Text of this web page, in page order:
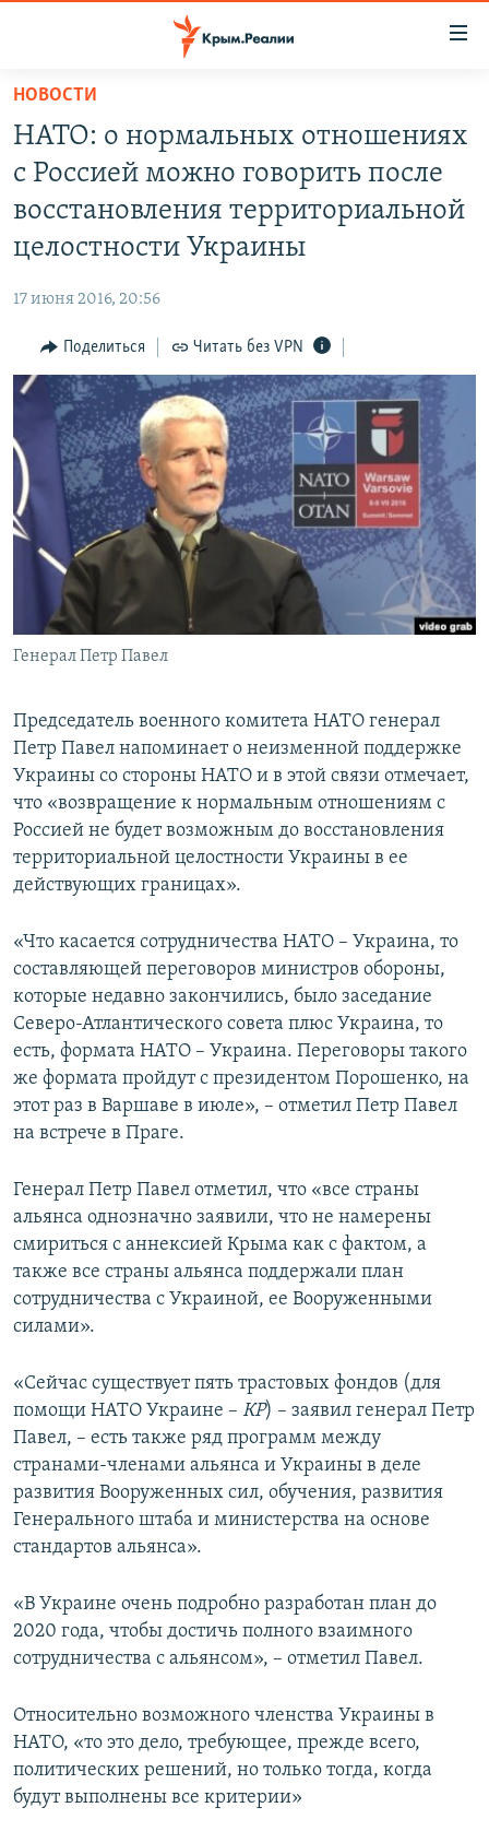
Вернуться
основному
содержанию
главной
Вернутся
поиску
КАРТА ВОЕННЫХ ОБЪЕКТОВ КРЫМА
ИНФОГРАФИКА
ТЕЛЕПРОЕКТ КРЫМ.РЕАЛИИ
СОВЕТЫ ПРАВОЗАЩИТНИКОВ
ПРОПАВШИЕ БЕЗ ВЕСТИ
ПОБЕДИТЕЛЕЙ НЕ СУДЯТ?
КРЫМ.НЕПОКОРЕННЫЙ
ELIFBE
УКРАИНСКАЯ ПРОБЛЕМА КРЫМА
РАДІО СВОБОДА
КАК ОБОЙТИ БЛОКИРОВКУ
Українською
Qırımtatar
ПРИСОЕДИНЯЙТЕСЬ!
Все сайты RFE/RL
НОВОСТИ
НАТО: о нормальных отношениях
с Россией можно говорить после
восстановления территориальной
целостности Украины
17 июня 2016, 20:56
Поделиться Читать без VPN
Генерал Петр Павел
Председатель военного комитета НАТО генерал
Петр Павел напоминает о неизменной поддержке
Украины со стороны НАТО и в этой связи отмечает,
что «возвращение к нормальным отношениям с
Россией не будет возможным до восстановления
территориальной целостности Украины в ее
действующих границах».
«Что касается сотрудничества НАТО – Украина, то
составляющей переговоров министров обороны,
которые недавно закончились, было заседание
Северо-Атлантического совета плюс Украина, то
есть, формата НАТО – Украина. Переговоры такого
же формата пройдут с президентом Порошенко, на
этот раз в Варшаве в июле», – отметил Петр Павел
на встрече в Праге.
Генерал Петр Павел отметил, что «все страны
альянса однозначно заявили, что не намерены
смириться с аннексией Крыма как с фактом, а
также все страны альянса поддержали план
сотрудничества с Украиной, ее Вооруженными
силами».
«Сейчас существует пять трастовых фондов (для
помощи НАТО Украине – КР) – заявил генерал Петр
Павел, – есть также ряд программ между
странами-членами альянса и Украины в деле
развития Вооруженных сил, обучения, развития
Генерального штаба и министерства на основе
стандартов альянса».
«В Украине очень подробно разработан план до
2020 года, чтобы достичь полного взаимного
сотрудничества с альянсом», – отметил Павел.
Относительно возможного членства Украины в
НАТО, «то это дело, требующее, прежде всего,
политических решений, но только тогда, когда
будут выполнены все критерии»